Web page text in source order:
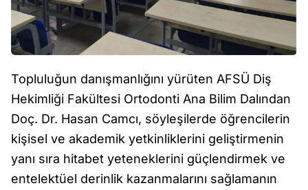
Topluluğun danışmanlığını yürüten AFSÜ Diş
Hekimliği Fakültesi Ortodonti Ana Bilim Dalından
Doç. Dr. Hasan Camcı, söyleşilerde öğrencilerin
kişisel ve akademik yetkinliklerini geliştirmenin
yanı sıra hitabet yeteneklerini güçlendirmek ve
entelektüel derinlik kazanmalarını sağlamanın